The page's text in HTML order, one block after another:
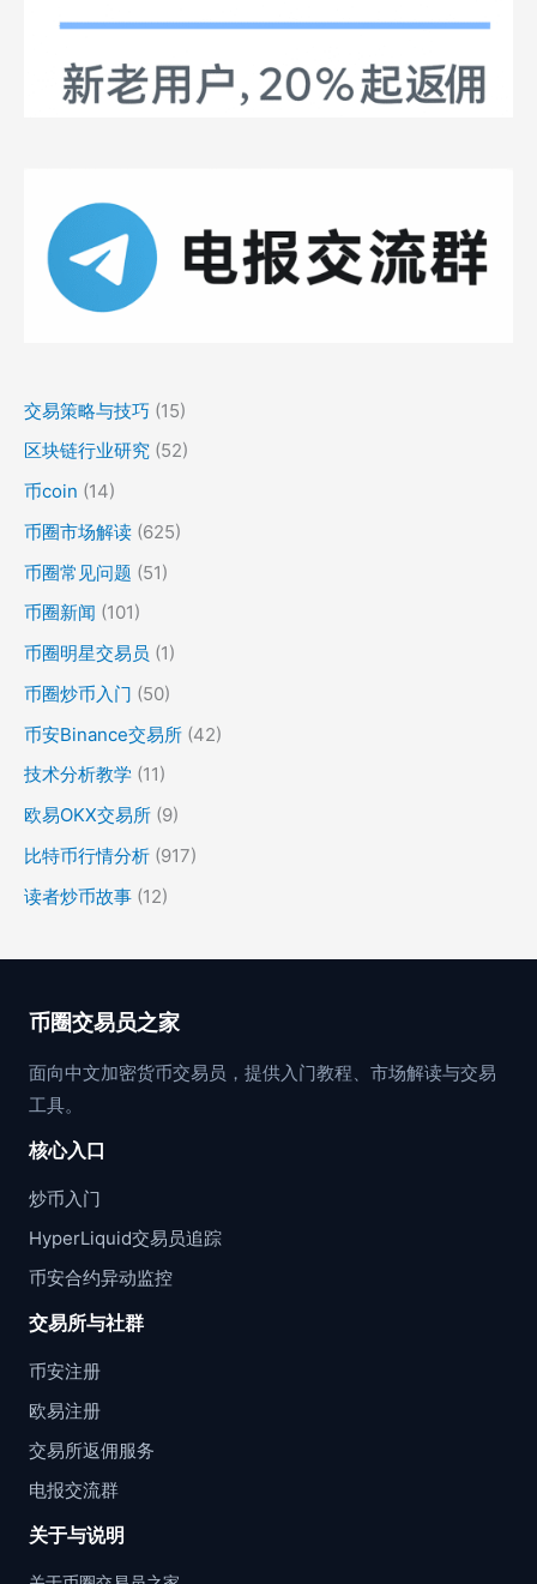
交易策略与技巧 (15)
区块链行业研究 (52)
币coin (14)
币圈市场解读 (625)
币圈常见问题 (51)
币圈新闻 (101)
币圈明星交易员 (1)
币圈炒币入门 (50)
币安Binance交易所 (42)
技术分析教学 (11)
欧易OKX交易所 (9)
比特币行情分析 (917)
读者炒币故事 (12)
币圈交易员之家
面向中文加密货币交易员，提供入门教程、市场解读与交易
工具。
核心入口
炒币入门
HyperLiquid交易员追踪
币安合约异动监控
交易所与社群
币安注册
欧易注册
交易所返佣服务
电报交流群
关于与说明